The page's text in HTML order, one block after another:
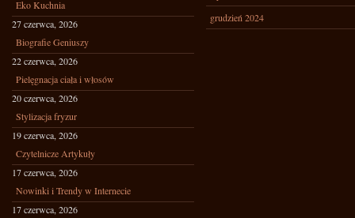
Eko Kuchnia
27 czerwca, 2026
Biografie Geniuszy
22 czerwca, 2026
Pielęgnacja ciała i włosów
20 czerwca, 2026
Stylizacja fryzur
19 czerwca, 2026
Czytelnicze Artykuły
17 czerwca, 2026
Nowinki i Trendy w Internecie
17 czerwca, 2026
grudzień 2024